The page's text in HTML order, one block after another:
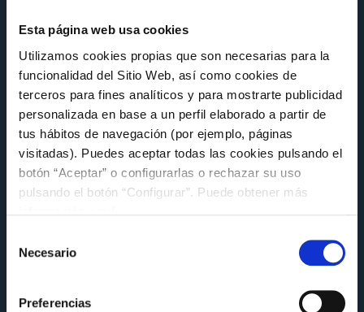
Esta página web usa cookies
Utilizamos cookies propias que son necesarias para la
funcionalidad del Sitio Web, así como cookies de
terceros para fines analíticos y para mostrarte publicidad
personalizada en base a un perfil elaborado a partir de
tus hábitos de navegación (por ejemplo, páginas
visitadas). Puedes aceptar todas las cookies pulsando el
botón “Aceptar” o configurarlas o rechazar su uso
pulsando el botón “Configurar”. Puede obtener más
Necesario
Preferencias
sostenibilidad en la jornada MentoringLAB
de la Alianza Galega polo Clima